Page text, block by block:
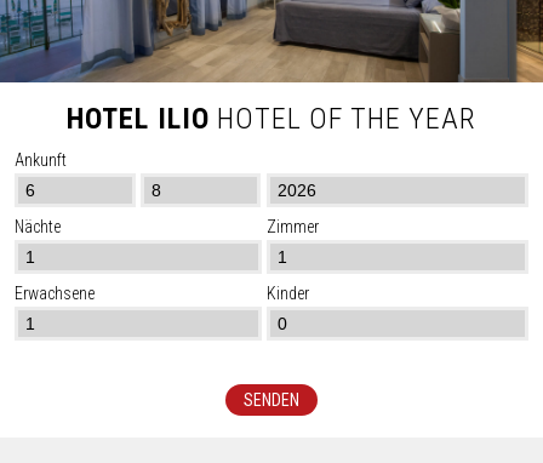
HOTEL ILIO HOTEL OF THE YEAR
Ankunft
Nächte Zimmer
Erwachsene Kinder
SENDEN